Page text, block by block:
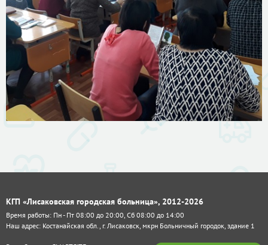
КГП «Лисаковская городская больница», 2012-2026
Время работы: Пн - Пт 08:00 до 20:00, Сб 08:00 до 14:00
Наш адрес: Костанайская обл., г. Лисаковск, мкрн Больничный городок, здание 1